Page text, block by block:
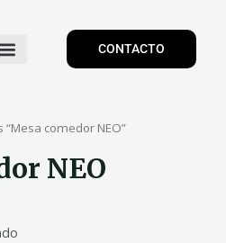
CONTACTO
comedor NEO”
NEO